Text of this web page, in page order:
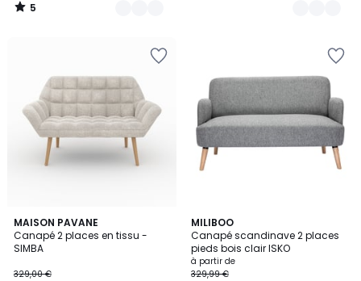
5
/
MAISON PAVANE
Canapé 2 places en tissu -
SIMBA
329,00 €
MILIBOO
Canapé scandinave 2 places
pieds bois clair ISKO
à partir de
329,99 €
4,5
/ 5
4
Couleurs